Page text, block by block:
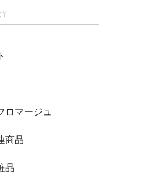
ロマージュ
商品
品